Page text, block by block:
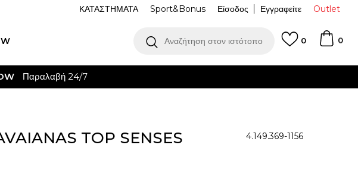
Outlet
Είσοδος Εγγραφείτε
ΚΑΤΑΣΤΗΜΑΤΑ Sport&Bonus
Αναζήτηση στον ιστότοπο 0
0
Παραλαβή 24/7
TOP SENSES 4.149.369-1156